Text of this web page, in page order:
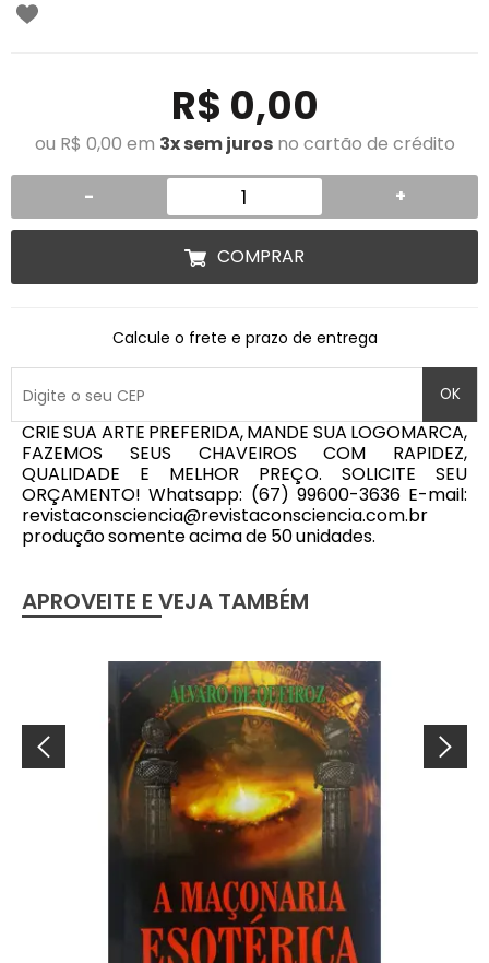
R$ 0,00
ou R$ 0,00 em 3x sem jurosno cartão de crédito
- +
COMPRAR
Calcule o frete e prazo de entrega
OK
CRIE SUA ARTE PREFERIDA, MANDE SUA LOGOMARCA,
FAZEMOS SEUS CHAVEIROS COM RAPIDEZ,
QUALIDADE E MELHOR PREÇO. SOLICITE SEU
ORÇAMENTO! Whatsapp: (67) 99600-3636 E-mail:
revistaconsciencia@revistaconsciencia.com.br
produção somente acima de 50 unidades.
APROVEITE E VEJA TAMBÉM